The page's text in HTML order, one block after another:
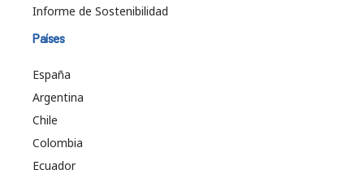
Informe de Sostenibilidad
Países
España
Argentina
Chile
Colombia
Ecuador